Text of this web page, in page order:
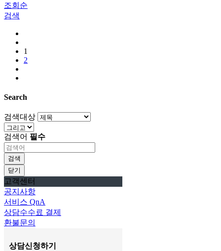
조회순
검색
1
2
Search
검색대상
검색어 필수
검색
닫기
고객센터
공지사항
서비스 QnA
상담수수료 결제
환불문의
상담신청하기